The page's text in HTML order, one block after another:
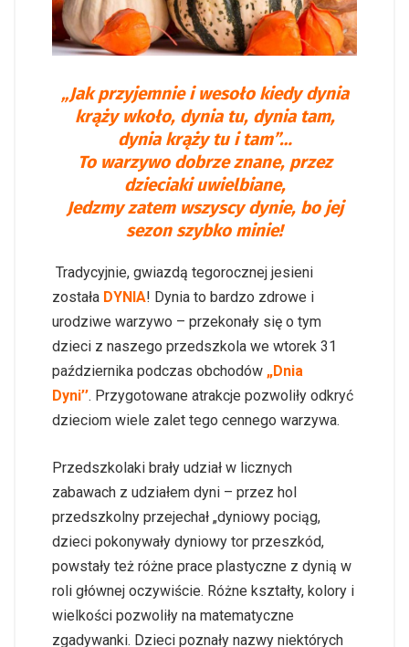
„Jak przyjemnie i wesoło kiedy dynia
krąży wkoło, dynia tu, dynia tam,
dynia krąży tu i tam”…
To warzywo dobrze znane, przez
dzieciaki uwielbiane,
Jedzmy zatem wszyscy dynie, bo jej
sezon szybko minie!
Tradycyjnie, gwiazdą tegorocznej jesieni
została DYNIA! Dynia to bardzo zdrowe i
urodziwe warzywo – przekonały się o tym
dzieci z naszego przedszkola we wtorek 31
października podczas obchodów „Dnia
Dyni’’. Przygotowane atrakcje pozwoliły odkryć
dzieciom wiele zalet tego cennego warzywa.
Przedszkolaki brały udział w licznych
zabawach z udziałem dyni – przez hol
przedszkolny przejechał „dyniowy pociąg,
dzieci pokonywały dyniowy tor przeszkód,
powstały też różne prace plastyczne z dynią w
roli głównej oczywiście. Różne kształty, kolory i
wielkości pozwoliły na matematyczne
zgadywanki. Dzieci poznały nazwy niektórych